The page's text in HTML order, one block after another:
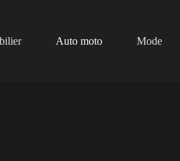
Auto moto Mode